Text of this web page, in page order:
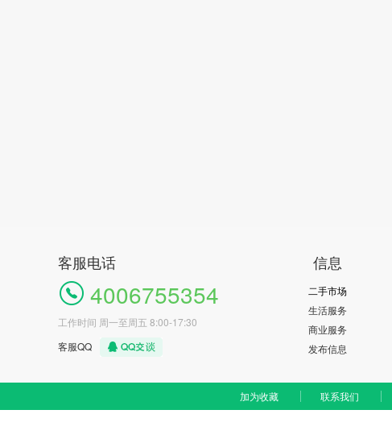
客服电话
4006755354
工作时间 周一至周五 8:00-17:30
客服QQ
信息
二手市场
生活服务
商业服务
发布信息
加为收藏 联系我们